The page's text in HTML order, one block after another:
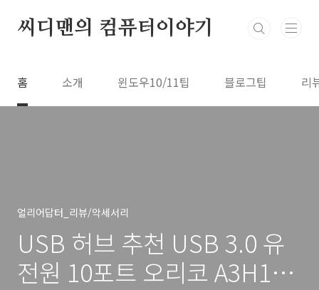
씨디맨의 컴퓨터이야기
홈 소개 윈도우10/11팁 블로그팁 리
얼리어답터_리뷰/악세서리
USB 허브 추천 USB 3.0 유
전원 10포트 오리코 A3H10